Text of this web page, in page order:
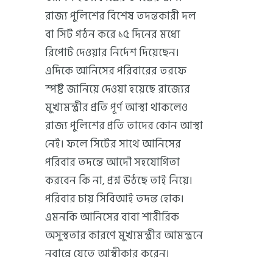
রাজ্য পুলিশের বিশেষ তদন্তকারী দল
বা সিট গঠন করে ১৫ দিনের মধ্যে
রিপোর্ট দেওয়ার নির্দেশ দিয়েছেন।
এদিকে আনিসের পরিবারের তরফে
স্পষ্ট জানিয়ে দেওয়া হয়েছে রাজ্যের
মুখ্যমন্ত্রীর প্রতি পূর্ণ আস্থা থাকলেও
রাজ্য পুলিশের প্রতি তাদের কোন আস্থা
নেই। ফলে সিটের সাথে আনিসের
পরিবার তদন্তে আদৌ সহযোগিতা
করবেন কি না, প্রশ্ন উঠছে তাই নিয়ে।
পরিবার চায় সিবিআই তদন্ত হোক।
এমনকি আনিসের বাবা শারীরিক
অসুস্থতার কারণে মুখ্যমন্ত্রীর আমন্ত্রনে
নবান্নে যেতে আস্বীকার করেন।